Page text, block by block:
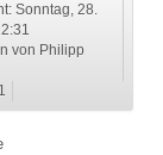
Sonntag, 28.
von Philipp